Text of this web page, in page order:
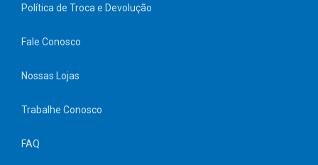
Política de Troca e Devolução
Fale Conosco
Nossas Lojas
Trabalhe Conosco
FAQ